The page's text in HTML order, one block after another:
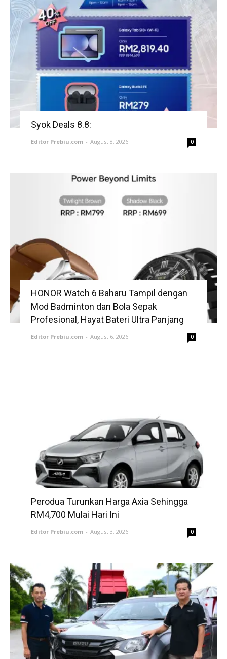
Syok Deals 8.8:
Editor Prebiu.com - August 8, 2026 0
HONOR Watch 6 Baharu Tampil dengan
Mod Badminton dan Bola Sepak
Profesional, Hayat Bateri Ultra Panjang
Editor Prebiu.com - August 6, 2026 0
Perodua Turunkan Harga Axia Sehingga
RM4,700 Mulai Hari Ini
Editor Prebiu.com - August 3, 2026 0